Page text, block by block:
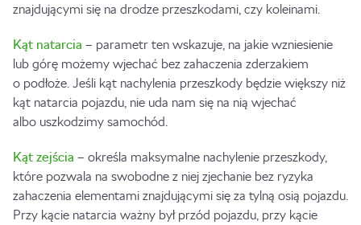
znajdującymi się na drodze przeszkodami, czy koleinami.
Kąt natarcia – parametr ten wskazuje, na jakie wzniesienie
lub górę możemy wjechać bez zahaczenia zderzakiem
o podłoże. Jeśli kąt nachylenia przeszkody będzie większy niż
kąt natarcia pojazdu, nie uda nam się na nią wjechać
albo uszkodzimy samochód.
Kąt zejścia – określa maksymalne nachylenie przeszkody,
które pozwala na swobodne z niej zjechanie bez ryzyka
zahaczenia elementami znajdującymi się za tylną osią pojazdu.
Przy kącie natarcia ważny był przód pojazdu, przy kącie